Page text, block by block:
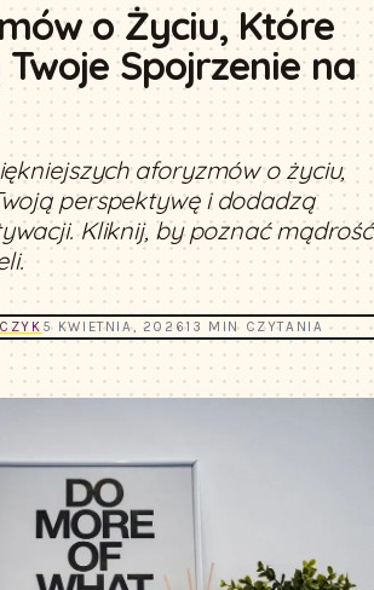
o Życiu, Które
Spojrzenie na
aforyzmów o życiu,
perspektywę i dodadzą
Kliknij, by poznać mądrość
5 KWIETNIA, 202613 MIN CZYTANIA